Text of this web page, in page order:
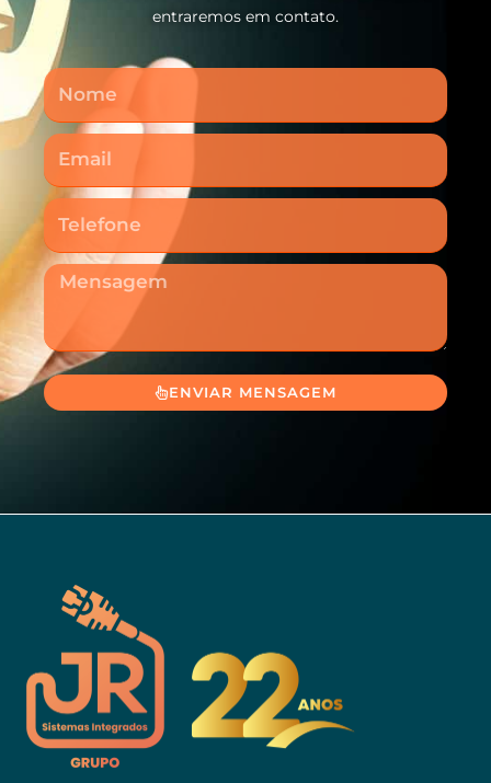
entraremos em contato.
Nome
Email
Telefone
Mensagem
ENVIAR MENSAGEM